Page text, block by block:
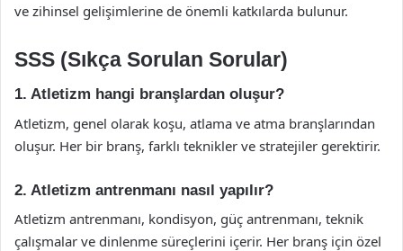
ve zihinsel gelişimlerine de önemli katkılarda bulunur.
SSS (Sıkça Sorulan Sorular)
1. Atletizm hangi branşlardan oluşur?
Atletizm, genel olarak koşu, atlama ve atma branşlarından
oluşur. Her bir branş, farklı teknikler ve stratejiler gerektirir.
2. Atletizm antrenmanı nasıl yapılır?
Atletizm antrenmanı, kondisyon, güç antrenmanı, teknik
çalışmalar ve dinlenme süreçlerini içerir. Her branş için özel